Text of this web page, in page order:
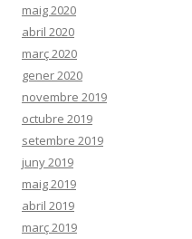
maig 2020
abril 2020
març 2020
gener 2020
novembre 2019
octubre 2019
setembre 2019
juny 2019
maig 2019
abril 2019
març 2019